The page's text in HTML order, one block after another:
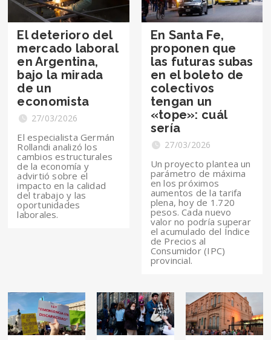
El deterioro del
mercado laboral
en Argentina,
bajo la mirada
de un
economista
27/03/2026
El especialista Germán
Rollandi analizó los
cambios estructurales
de la economía y
advirtió sobre el
impacto en la calidad
del trabajo y las
oportunidades
laborales.
En Santa Fe,
proponen que
las futuras subas
en el boleto de
colectivos
tengan un
«tope»: cuál
sería
27/03/2026
Un proyecto plantea un
parámetro de máxima
en los próximos
aumentos de la tarifa
plena, hoy de 1.720
pesos. Cada nuevo
valor no podría superar
el acumulado del Índice
de Precios al
Consumidor (IPC)
provincial.